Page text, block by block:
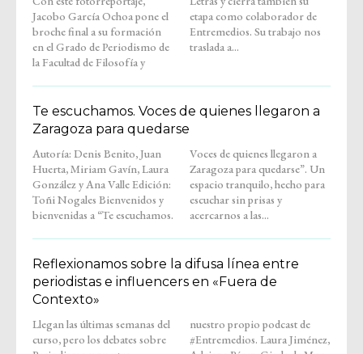
Jacobo García Ochoa pone el
broche final a su formación
en el Grado de Periodismo de
la Facultad de Filosofía y
etapa como colaborador de
Entremedios. Su trabajo nos
traslada a...
Te escuchamos. Voces de quienes llegaron a
Zaragoza para quedarse
Autoría: Denis Benito, Juan
Huerta, Miriam Gavín, Laura
González y Ana Valle Edición:
Toñi Nogales Bienvenidos y
bienvenidas a “Te escuchamos.
Voces de quienes llegaron a
Zaragoza para quedarse”. Un
espacio tranquilo, hecho para
escuchar sin prisas y
acercarnos a las...
Reflexionamos sobre la difusa línea entre
periodistas e influencers en «Fuera de
Contexto»
Llegan las últimas semanas del
curso, pero los debates sobre
nuestro propio podcast de
#Entremedios. Laura Jiménez,